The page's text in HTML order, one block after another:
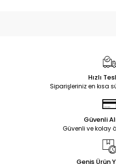
Hızlı
Siparişleriniz en kısa
Güvenli
Güvenli ve kolay
Geniş Ürün